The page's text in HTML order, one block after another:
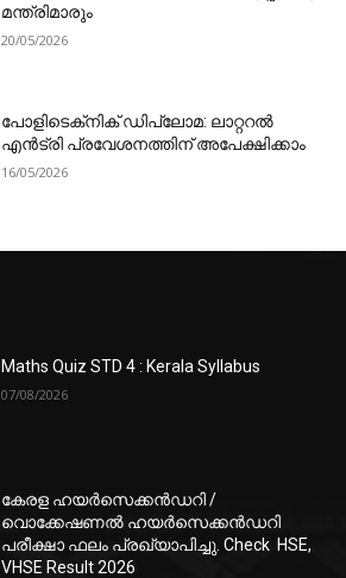
മന്ത്രിമാരും
20/05/2026
പോളിടെക്‌നിക് ഡിപ്ലോമ: ലാറ്ററൽ
എൻട്രി പ്രവേശനത്തിന് അപേക്ഷിക്കാം
16/05/2026
Maths Quiz STD 4 : Kerala Syllabus
07/08/2026
കേരള ഹയർസെക്കൻഡറി /
വൊക്കേഷണൽ ഹയർസെക്കൻഡറി
പരീക്ഷാ ഫലം പ്രഖ്യാപിച്ചു. Check HSE,
VHSE Result 2026